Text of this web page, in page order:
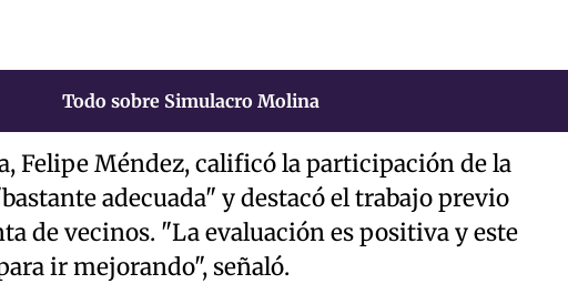
Todo sobre Simulacro Molina
Felipe Méndez, calificó la participación de la
adecuada" y destacó el trabajo previo
de vecinos. "La evaluación es positiva y este
ir mejorando", señaló.